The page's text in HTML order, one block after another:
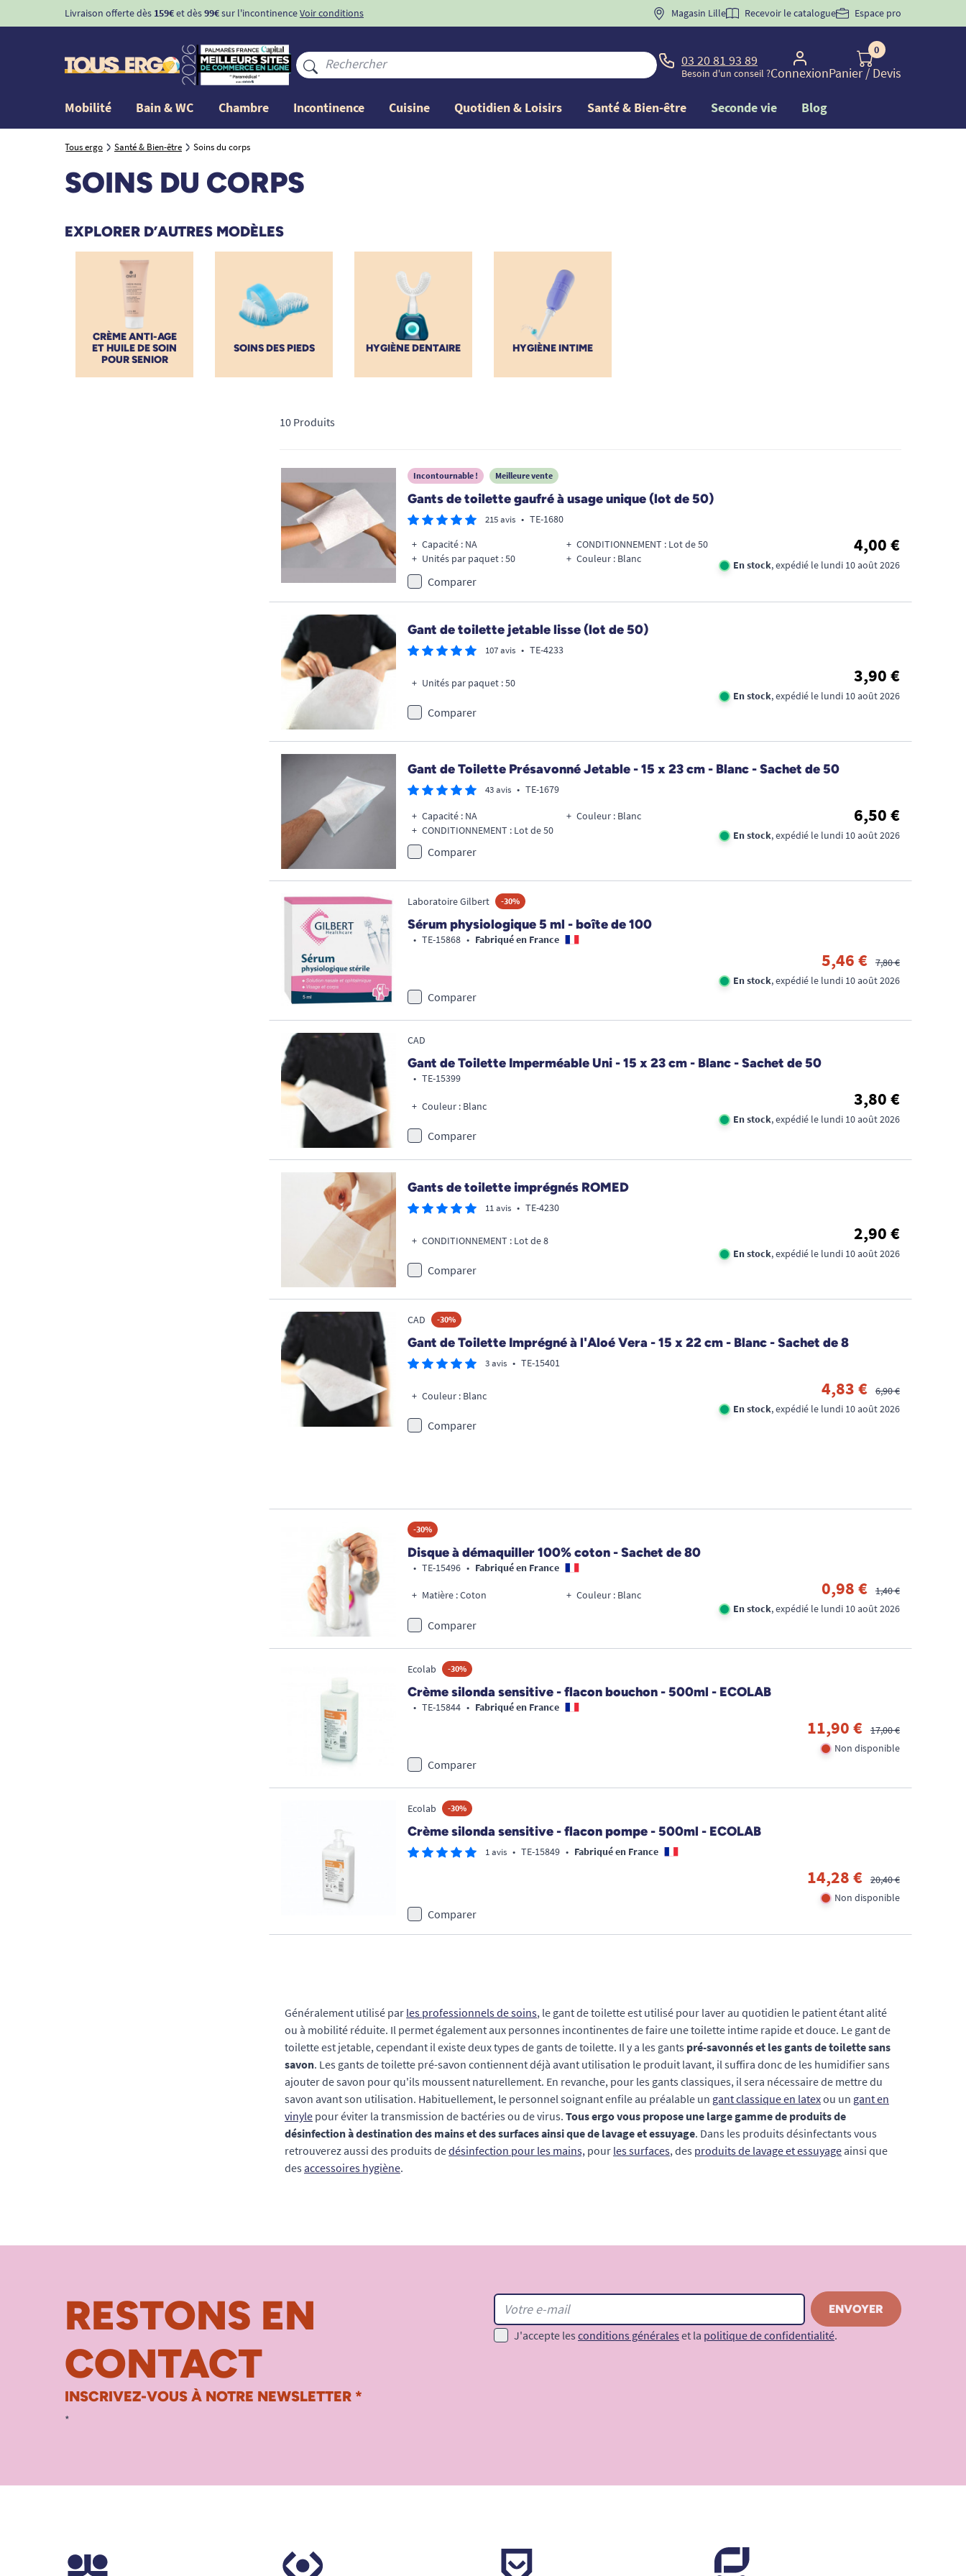
Livraison offerte dès 159€et dès99€sur l'incontinenceVoir conditions BIENVENUE" pourla 1ère commande d'incontinence
Magasin Lille Recevoir le catalogue Espace pro
03 20 81 93 89
Besoin d'un conseil ?Connexion
0
Panier/ Devis
Mobilité Bain & WC Chambre Incontinence Cuisine Quotidien & Loisirs Santé & Bien-être Seconde vie Blog
Tous ergo Santé & Bien-être Soins du corps
SOINS DU CORPS
EXPLORER D’AUTRES MODÈLES
CRÈME ANTI-AGE
ET HUILE DE SOIN
POUR SENIOR
SOINS DES PIEDS HYGIÈNE DENTAIRE HYGIÈNE INTIME
10 Produits
Incontournable ! Meilleure vente
Gants de toilette gaufré à usage unique (lot de 50)
215 avis • TE-1680
Capacité : NA
Unités par paquet : 50
CONDITIONNEMENT : Lot de 50
Couleur : Blanc
4,00 €
En stock, expédié le lundi 10 août 2026
Comparer
Gant de toilette jetable lisse (lot de 50)
107 avis • TE-4233
Unités par paquet : 50 3,90 €
En stock, expédié le lundi 10 août 2026
Comparer
Gant de Toilette Présavonné Jetable - 15 x 23 cm - Blanc - Sachet de 50
43 avis • TE-1679
Capacité : NA
CONDITIONNEMENT : Lot de 50
Couleur : Blanc 6,50 €
En stock, expédié le lundi 10 août 2026
Comparer
Laboratoire Gilbert -30%
Sérum physiologique 5 ml - boîte de 100
• TE-15868 • Fabriqué en France
5,46 €
7,80 €
En stock, expédié le lundi 10 août 2026
Comparer
CAD
Gant de Toilette Imperméable Uni - 15 x 23 cm - Blanc - Sachet de 50
• TE-15399
Couleur : Blanc 3,80 €
En stock, expédié le lundi 10 août 2026
Comparer
Gants de toilette imprégnés ROMED
11 avis • TE-4230
CONDITIONNEMENT : Lot de 8 2,90 €
En stock, expédié le lundi 10 août 2026
Comparer
CAD -30%
Gant de Toilette Imprégné à l'Aloé Vera - 15 x 22 cm - Blanc - Sachet de 8
3 avis • TE-15401
Couleur : Blanc 4,83 €
6,90 €
En stock, expédié le lundi 10 août 2026
Comparer
-30%
Disque à démaquiller 100% coton - Sachet de 80
• TE-15496 • Fabriqué en France
Matière : Coton Couleur : Blanc 0,98 €
1,40 €
En stock, expédié le lundi 10 août 2026
Comparer
Ecolab -30%
Crème silonda sensitive - flacon bouchon - 500ml - ECOLAB
• TE-15844 • Fabriqué en France
11,90 €
17,00 €
Non disponible
Comparer
Ecolab -30%
Crème silonda sensitive - flacon pompe - 500ml - ECOLAB
1 avis • TE-15849 • Fabriqué en France
14,28 €
20,40 €
Non disponible
Comparer
Généralement utilisé par les professionnels de soins, le gant de toilette est utilisé pour laver au quotidien le patient étant alité
ou à mobilité réduite. Il permet également aux personnes incontinentes de faire une toilette intime rapide et douce. Le gant de
toilette est jetable, cependant il existe deux types de gants de toilette. Il y a les gants pré-savonnés et les gants de toilette sans
savon. Les gants de toilette pré-savon contiennent déjà avant utilisation le produit lavant, il suffira donc de les humidifier sans
ajouter de savon pour qu'ils moussent naturellement. En revanche, pour les gants classiques, il sera nécessaire de mettre du
savon avant son utilisation. Habituellement, le personnel soignant enfile au préalable un gant classique en latexou un gant en
vinyle pour éviter la transmission de bactéries ou de virus. Tous ergo vous propose une large gamme de produits de
désinfection à destination des mains et des surfaces ainsi que de lavage et essuyage. Dans les produits désinfectants vous
retrouverez aussi des produits dedésinfection pour les mains, pour les surfaces, des produits de lavage et essuyage ainsi que
des accessoires hygiène.
RESTONS EN
CONTACT
INSCRIVEZ-VOUS À NOTRE NEWSLETTER *
*
J'accepte les conditions générales et la politique de confidentialité.